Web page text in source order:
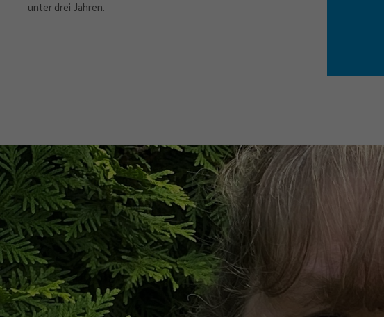
unter drei Jahren.